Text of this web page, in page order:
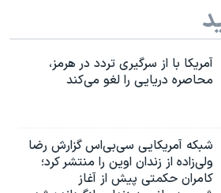
آمریکا با از سرگیری تردد در هرمز،
محاصره دریایی را لغو می‌کند
شبکه آمریکایی سی‌بی‌‌اس گزارش رضا
ولی‌زاده از زندان اوین را منتشر کرد؛
کامران حکمتی پیش از آغاز